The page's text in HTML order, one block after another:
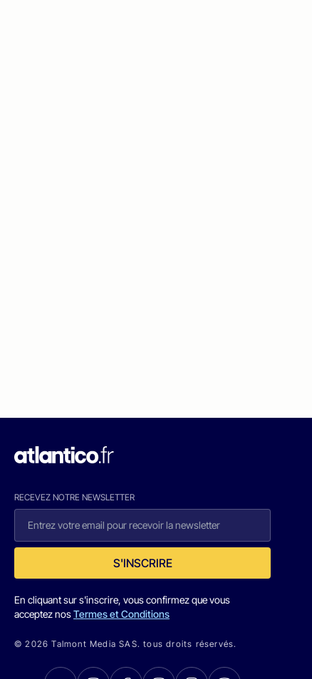
RECEVEZ NOTRE NEWSLETTER
S'INSCRIRE
En cliquant sur s'inscrire, vous confirmez que vous
acceptez nosTermes et Conditions
© 2026 Talmont Media SAS. tous droits réservés.